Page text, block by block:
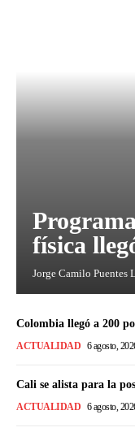
física
Jorge Camilo Puentes
Colombia llegó a 200
ACTUALIDAD 6 agosto,
Cali se alista para la
ACTUALIDAD 6 agosto,